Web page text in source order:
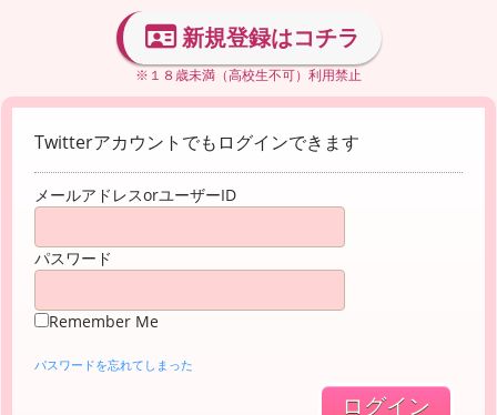
新規登録はコチラ
※１８歳未満（高校生不可）利用禁止
Twitterアカウントでもログインできます
メールアドレスorユーザーID
パスワード
Remember Me
パスワードを忘れてしまった